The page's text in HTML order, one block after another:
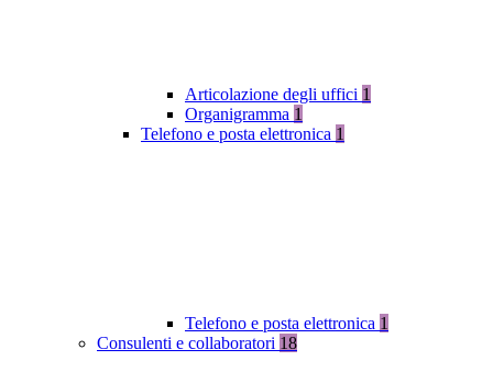
Articolazione degli uffici 1
Organigramma 1
Telefono e posta elettronica 1
Telefono e posta elettronica 1
Consulenti e collaboratori 18